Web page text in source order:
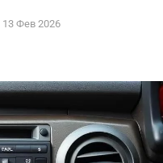
13 Фев 2026